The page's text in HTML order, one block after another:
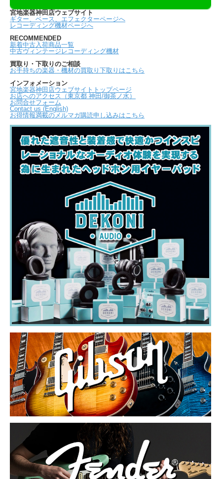
宮地楽器神田店ウェブサイト
ギター、ベース、エフェクターページへ
レコーディング機材ページへ
RECOMMENDED
新着中古入荷商品一覧
中古ヴィンテージレコーディング機材
買取り・下取りのご相談
お手持ちの楽器・機材の買取り下取りはこちら
インフォメーション
宮地楽器神田店ウェブサイトトップページ
お店へのアクセス（東京都 神田/御茶ノ水）
お問合せフォーム
Contact us (English)
お得情報満載のメルマガ購読申し込みはこちら